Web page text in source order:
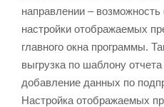
направлении –
настройки отображаемых
главного окна программы.
выгрузка по шаблону
добавление данных по
Настройка отображаемых